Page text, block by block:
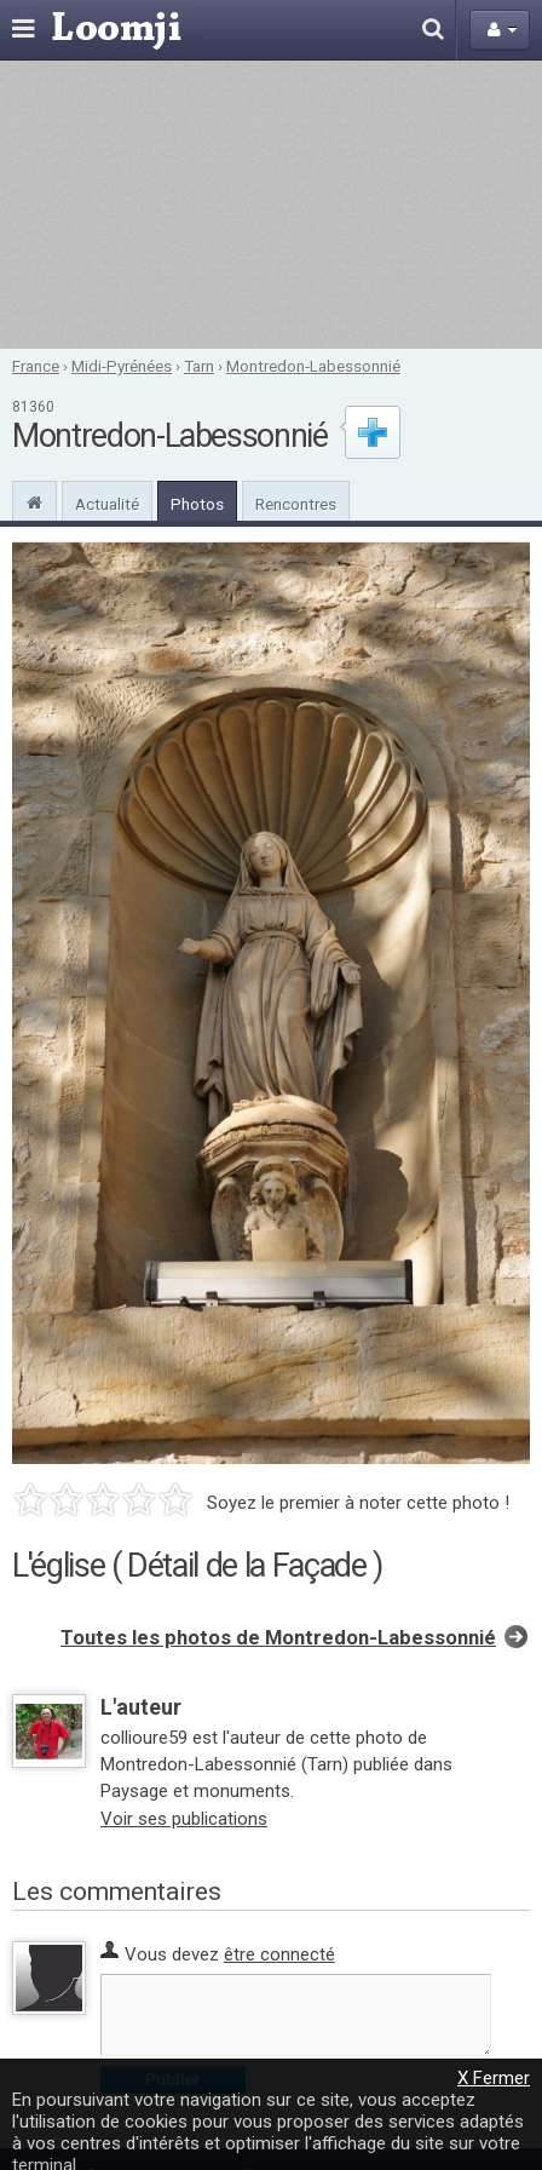
France ›Midi-Pyrénées ›Tarn ›Montredon-Labessonnié
81360
Montredon-Labessonnié
Actualité Photos Rencontres
Soyez le premier à noter cette photo !
L'église ( Détail de la Façade )
Toutes les photos de Montredon-Labessonnié
L'auteur
collioure59 est l'auteur de cette photo de
Montredon-Labessonnié (Tarn) publiée dans
Paysage et monuments.
Voir ses publications
Les commentaires
Vous devez être connecté
X Fermer
En poursuivant votre navigation sur ce site, vous acceptez
l'utilisation de cookies pour vous proposer des services adaptés
à vos centres d'intérêts et optimiser l'affichage du site sur votre
terminal.